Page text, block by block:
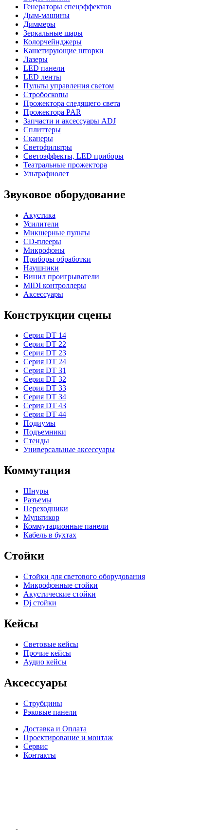
Генераторы спецэффектов
Дым-машины
Диммеры
Зеркальные шары
Колорчейнджеры
Кашетирующие шторки
Лазеры
LED панели
LED ленты
Пульты управления светом
Стробоскопы
Прожектора следящего света
Прожектора PAR
Запчасти и аксессуары ADJ
Сплиттеры
Сканеры
Светофильтры
Светоэффекты, LED приборы
Театральные прожектора
Ультрафиолет
Звуковое оборудование
Акустика
Усилители
Микшерные пульты
CD-плееры
Микрофоны
Приборы обработки
Наушники
Винил проигрыватели
MIDI контроллеры
Аксессуары
Конструкции сцены
Серия DT 14
Серия DT 22
Серия DT 23
Серия DT 24
Серия DT 31
Серия DT 32
Серия DT 33
Серия DT 34
Серия DT 43
Серия DT 44
Подиумы
Подъемники
Стенды
Универсальные аксессуары
Коммутация
Шнуры
Разъемы
Переходники
Мультикор
Коммутационные панели
Кабель в бухтах
Стойки
Стойки для светового оборудования
Микрофонные стойки
Акустические стойки
Dj стойки
Кейсы
Световые кейсы
Прочие кейсы
Аудио кейсы
Аксессуары
Струбцины
Рэковые панели
Доставка и Оплата
Проектирование и монтаж
Сервис
Контакты